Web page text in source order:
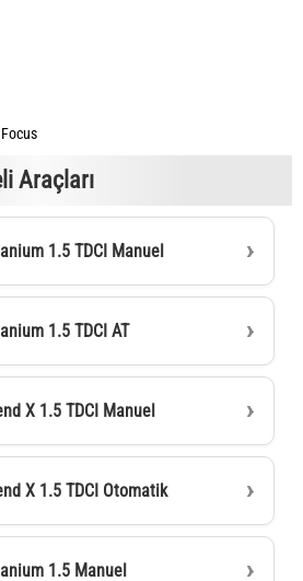
Araçları
1.5 TDCI Manuel
1.5 TDCI AT
X 1.5 TDCI Manuel
X 1.5 TDCI Otomatik
1.5 Manuel